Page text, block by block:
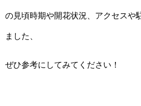
の見頃時期や開花状況、アクセスや
ました、
ぜひ参考にしてみてください！